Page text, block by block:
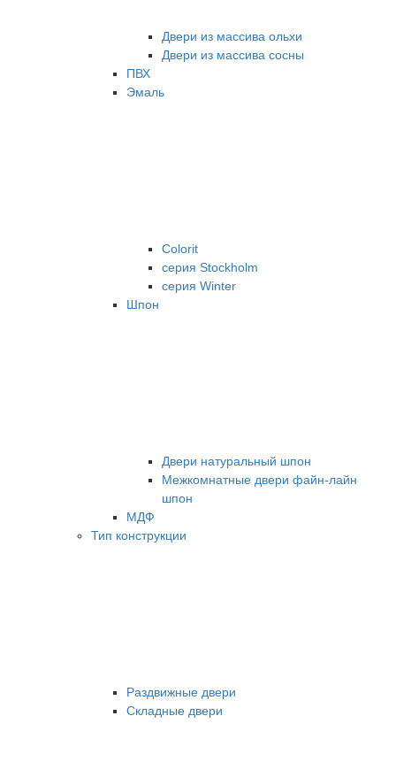
Двери из массива ольхи
Двери из массива сосны
ПВХ
Эмаль
Colorit
серия Stockholm
серия Winter
Шпон
Двери натуральный шпон
Межкомнатные двери файн-лайн
шпон
МДФ
Тип конструкции
Раздвижные двери
Складные двери